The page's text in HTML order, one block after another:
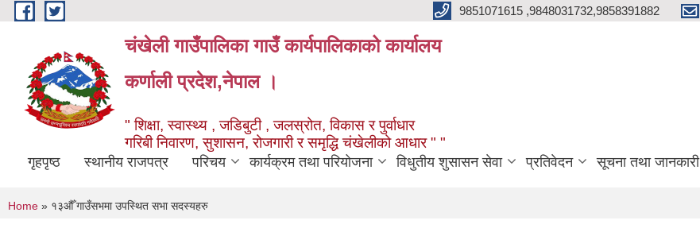
Skip to main content 9851071615 ,9848031732,9858391882
चंखेली गाउँपालिका गाउँ कार्यपालिकाको कार्यालय
कर्णाली प्रदेश,नेपाल ।
" शिक्षा, स्वास्थ्य , जडिबुटी , जलस्रोत, विकास र पुर्वाधार
गरिबी निवारण, सुशासन, रोजगारी र समृद्धि चंखेलीको आधार " "
गृहपृष्ठ स्थानीय राजपत्र परिचय कार्यक्रम तथा परियोजना विधुतीय शुसासन सेवा प्रतिवेदन सूचना तथा जानकारी
You are here
Home » १३औँ गाउँसभमा उपस्थित सभा सदस्यहरु